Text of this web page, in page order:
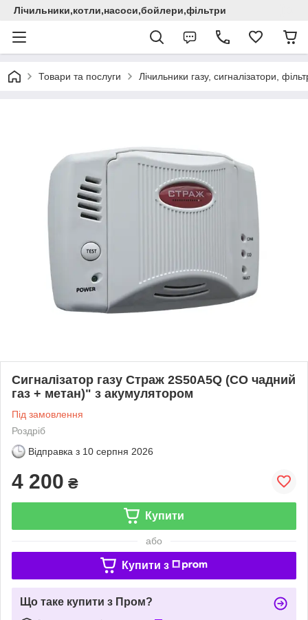
Лічильники,котли,насоси,бойлери,фільтри
Товари та послуги Лічильники газу, сигналізатори,
Сигналізатор газу Страж 2S50A5Q (СО чадний
газ + метан)" з акумулятором
Під замовлення
Роздріб
Відправка з 10 серпня 2026
4 200 ₴
Купити
або
Купити з
Що таке купити з Пром?